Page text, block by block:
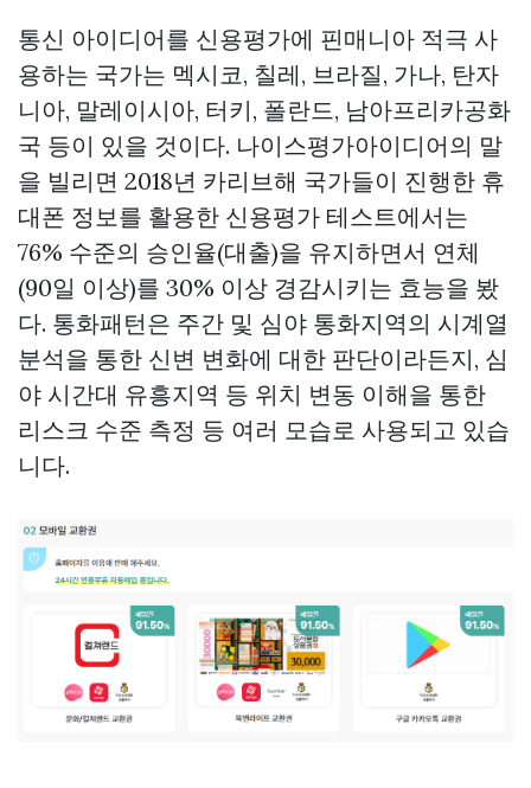
통신 아이디어를 신용평가에 핀매니아 적극 사
용하는 국가는 멕시코, 칠레, 브라질, 가나, 탄자
니아, 말레이시아, 터키, 폴란드, 남아프리카공화
국 등이 있을 것이다. 나이스평가아이디어의 말
을 빌리면 2018년 카리브해 국가들이 진행한 휴
대폰 정보를 활용한 신용평가 테스트에서는
76% 수준의 승인율(대출)을 유지하면서 연체
(90일 이상)를 30% 이상 경감시키는 효능을 봤
다. 통화패턴은 주간 및 심야 통화지역의 시계열
분석을 통한 신변 변화에 대한 판단이라든지, 심
야 시간대 유흥지역 등 위치 변동 이해을 통한
리스크 수준 측정 등 여러 모습로 사용되고 있습
니다.